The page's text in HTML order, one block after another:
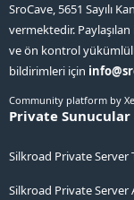
SroCave, 5651 Sayılı
vermektedir.
ve ön kontrol
bildirimleri için
Community platform by
Private Sunucular
Silkroad Private Server
Silkroad Private Server